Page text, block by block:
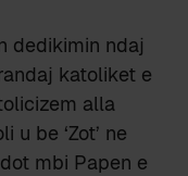
dedikimin ndaj
katoliket e
alla
u be ‘Zot’ ne
mbi Papen e